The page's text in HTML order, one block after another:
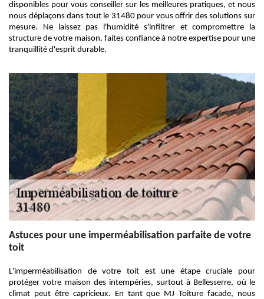
disponibles pour vous conseiller sur les meilleures pratiques, et nous
nous déplaçons dans tout le 31480 pour vous offrir des solutions sur
mesure. Ne laissez pas l'humidité s'infiltrer et compromettre la
structure de votre maison, faites confiance à notre expertise pour une
tranquillité d'esprit durable.
Astuces pour une imperméabilisation parfaite de votre
toit
L'imperméabilisation de votre toit est une étape cruciale pour
protéger votre maison des intempéries, surtout à Bellesserre, où le
climat peut être capricieux. En tant que MJ Toiture facade, nous